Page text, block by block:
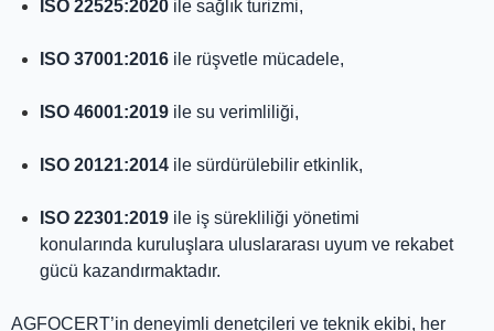
ISO 22525:2020 ile sağlık turizmi,
ISO 37001:2016 ile rüşvetle mücadele,
ISO 46001:2019 ile su verimliliği,
ISO 20121:2014 ile sürdürülebilir etkinlik,
ISO 22301:2019 ile iş sürekliliği yönetimi
konularında kuruluşlara uluslararası uyum ve rekabet
gücü kazandırmaktadır.
AGFOCERT’in deneyimli denetçileri ve teknik ekibi, her